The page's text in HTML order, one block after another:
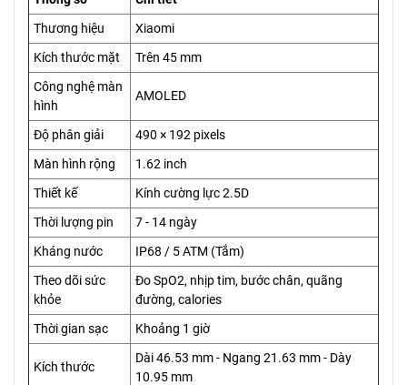
Thương hiệu
Xiaomi
Kích thước mặt
Trên 45 mm
Công nghệ màn
hình
AMOLED
Độ phân giải
490 × 192 pixels
Màn hình rộng
1.62 inch
Thiết kế
Kính cường lực 2.5D
Thời lượng pin
7 - 14 ngày
Kháng nước
IP68 / 5 ATM (Tắm)
Theo dõi sức
khỏe
Đo SpO2, nhịp tim, bước chân, quãng
đường, calories
Thời gian sạc
Khoảng 1 giờ
Kích thước
Dài 46.53 mm - Ngang 21.63 mm - Dày
10.95 mm